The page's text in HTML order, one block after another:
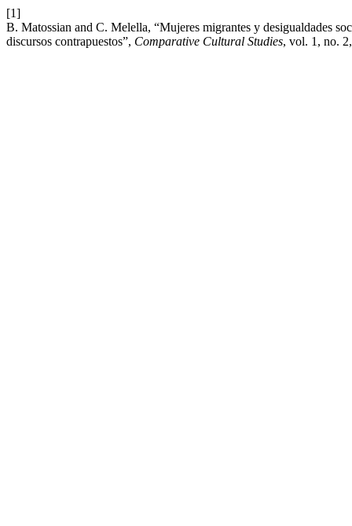
[1]
B. Matossian and C. Melella, “Mujeres migrantes y desigualdades
discursos contrapuestos”, Comparative Cultural Studies, vol. 1, no.